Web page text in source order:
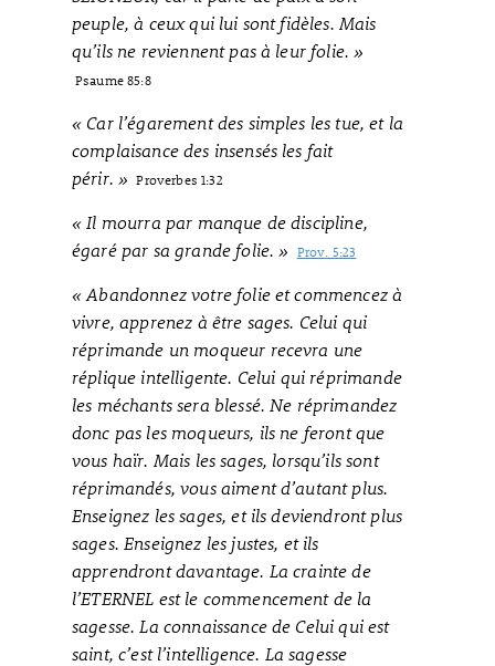
peuple, à ceux qui lui sont fidèles. Mais
qu’ils ne reviennent pas à leur folie. »
Psaume 85:8
« Car l’égarement des simples les tue, et la
complaisance des insensés les fait
périr. » Proverbes 1:32
« Il mourra par manque de discipline,
égaré par sa grande folie. » Prov. 5:23
« Abandonnez votre folie et commencez à
vivre, apprenez à être sages. Celui qui
réprimande un moqueur recevra une
réplique intelligente. Celui qui réprimande
les méchants sera blessé. Ne réprimandez
donc pas les moqueurs, ils ne feront que
vous haïr. Mais les sages, lorsqu’ils sont
réprimandés, vous aiment d’autant plus.
Enseignez les sages, et ils deviendront plus
sages. Enseignez les justes, et ils
apprendront davantage. La crainte de
l’ETERNEL est le commencement de la
sagesse. La connaissance de Celui qui est
saint, c’est l’intelligence. La sagesse